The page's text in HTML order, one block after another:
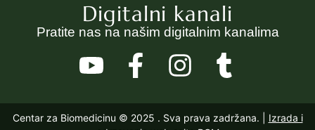
Digitalni kanali
Pratite nas na našim digitalnim kanalima
Centar za Biomedicinu © 2025 . Sva prava zadržana. | Izrada i